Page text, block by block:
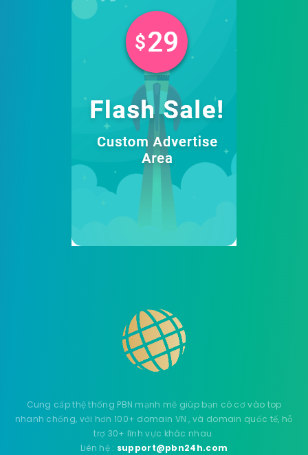
Cung cấp thệ thống PBN mạnh mẽ giúp bạn có cơ vào top
nhanh chống, với hơn 100+ domain VN , và domain quốc tế, hỗ
trợ 30+ lĩnh vực khác nhau.
Liên hệ : support@pbn24h.com